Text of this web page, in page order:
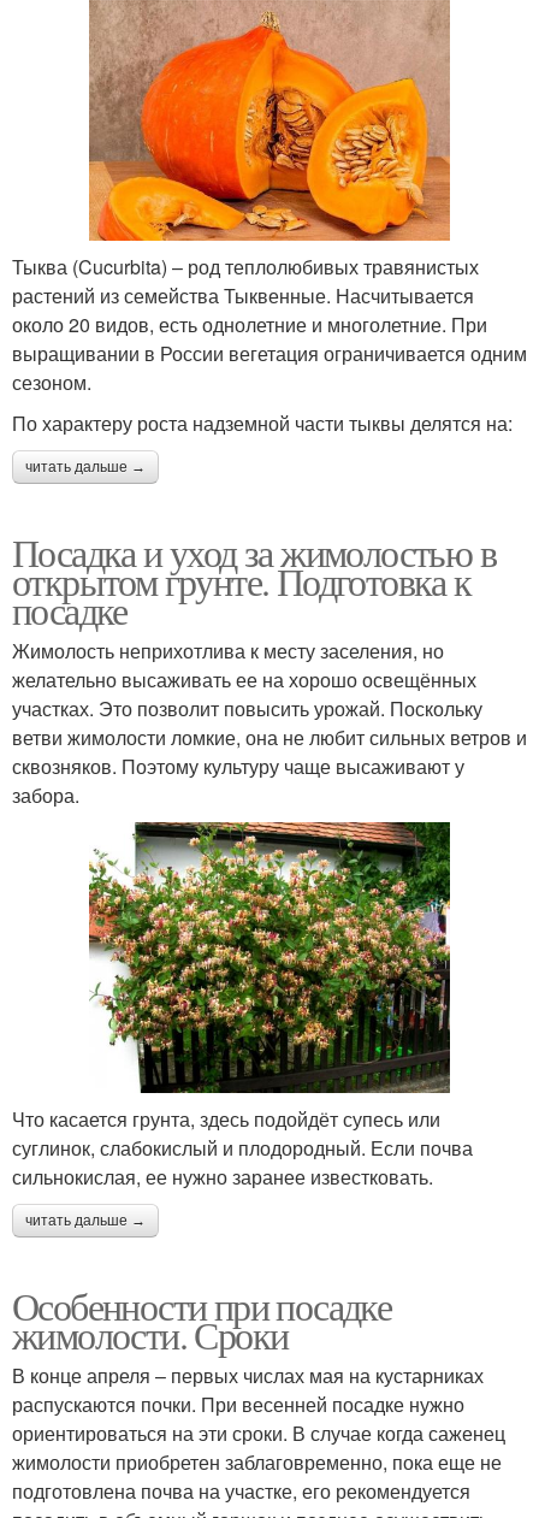
Тыква (Cucurbita) – род теплолюбивых травянистых
растений из семейства Тыквенные. Насчитывается
около 20 видов, есть однолетние и многолетние. При
выращивании в России вегетация ограничивается одним
сезоном.
По характеру роста надземной части тыквы делятся на:
читать дальше →
Посадка и уход за жимолостью в
открытом грунте. Подготовка к
посадке
Жимолость неприхотлива к месту заселения, но
желательно высаживать ее на хорошо освещённых
участках. Это позволит повысить урожай. Поскольку
ветви жимолости ломкие, она не любит сильных ветров и
сквозняков. Поэтому культуру чаще высаживают у
забора.
Что касается грунта, здесь подойдёт супесь или
суглинок, слабокислый и плодородный. Если почва
сильнокислая, ее нужно заранее известковать.
читать дальше →
Особенности при посадке
жимолости. Сроки
В конце апреля – первых числах мая на кустарниках
распускаются почки. При весенней посадке нужно
ориентироваться на эти сроки. В случае когда саженец
жимолости приобретен заблаговременно, пока еще не
подготовлена почва на участке, его рекомендуется